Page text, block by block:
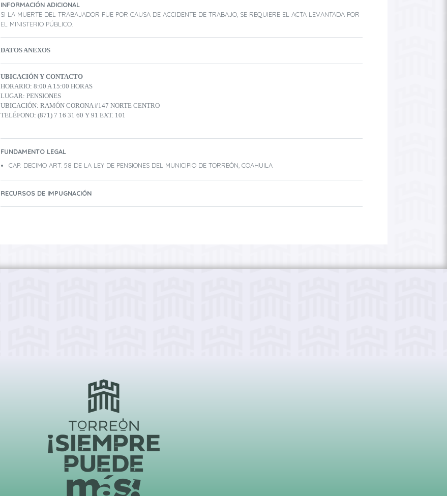
INFORMACIÓN ADICIONAL
SI LA MUERTE DEL TRABAJADOR FUE POR CAUSA DE ACCIDENTE DE TRABAJO, SE REQUIERE EL ACTA LEVANTADA POR
EL MINISTERIO PÚBLICO.
DATOS ANEXOS
UBICACIÓN Y CONTACTO
HORARIO: 8:00 A 15:00 HORAS
LUGAR: PENSIONES
UBICACIÓN: RAMÓN CORONA #147 NORTE CENTRO
TELÉFONO: (871) 7 16 31 60 Y 91 EXT. 101
FUNDAMENTO LEGAL
CAP. DECIMO ART. 58 DE LA LEY DE PENSIONES DEL MUNICIPIO DE TORREÓN, COAHUILA
RECURSOS DE IMPUGNACIÓN